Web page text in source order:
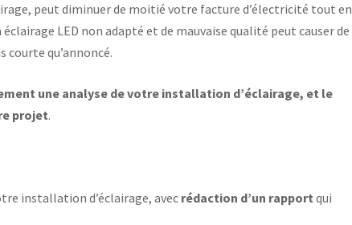
peut diminuer de moitié votre facture d’électricité tout en
LED non adapté et de mauvaise qualité peut causer de
courte qu’annoncé.
une analyse de votre installation d’éclairage, et le
projet.
installation d’éclairage, avec rédaction d’un rapport qui